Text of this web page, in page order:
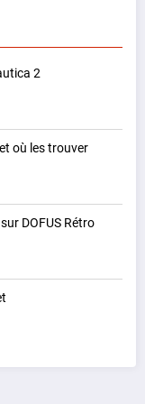
2
où les trouver
DOFUS Rétro